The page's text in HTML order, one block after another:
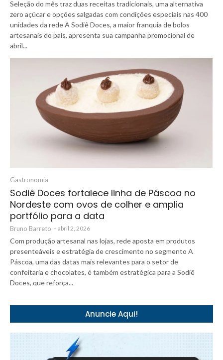
Seleção do mês traz duas receitas tradicionais, uma alternativa
zero açúcar e opções salgadas com condições especiais nas 400
unidades da rede A Sodiê Doces, a maior franquia de bolos
artesanais do país, apresenta sua campanha promocional de
abril...
Gastronomia
Sodiê Doces fortalece linha de Páscoa no
Nordeste com ovos de colher e amplia
portfólio para a data
Bruno Barreto - abril 2, 2026
Com produção artesanal nas lojas, rede aposta em produtos
presenteáveis e estratégia de crescimento no segmento A
Páscoa, uma das datas mais relevantes para o setor de
confeitaria e chocolates, é também estratégica para a Sodiê
Doces, que reforça...
Anuncie Aqui!